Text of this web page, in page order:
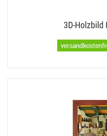
3D-​Holzbild